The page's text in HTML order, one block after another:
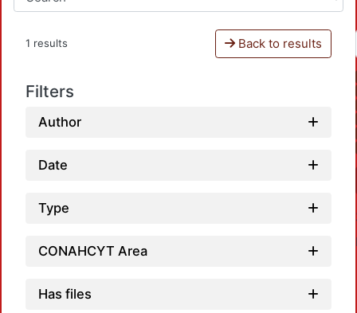
1 results Back to results
Filters
Author
Date
Type
CONAHCYT Area
Has files